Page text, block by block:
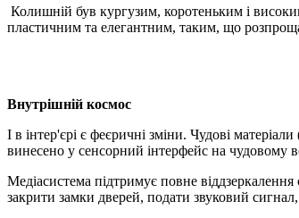
Колишній був кургузим, коротеньким і
пластичним та елегантним, таким, що
Внутрішній космос
І в інтер'єрі є феєричні зміни. Чудові
винесено у сенсорний інтерфейс на чудовому
Медіасистема підтримує повне
закрити замки дверей, подати звуковий